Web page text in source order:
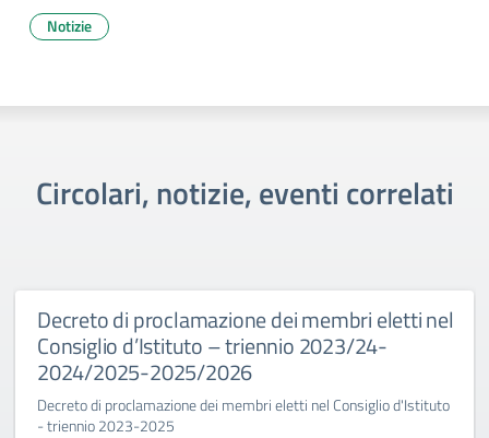
Notizie
Circolari, notizie, eventi correlati
Decreto di proclamazione dei membri eletti nel
Consiglio d’Istituto – triennio 2023/24-
2024/2025-2025/2026
Decreto di proclamazione dei membri eletti nel Consiglio d'Istituto
- triennio 2023-2025